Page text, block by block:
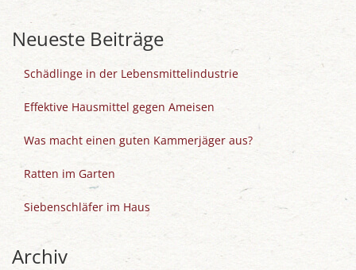
Neueste Beiträge
Schädlinge in der Lebensmittelindustrie
Effektive Hausmittel gegen Ameisen
Was macht einen guten Kammerjäger aus?
Ratten im Garten
Siebenschläfer im Haus
Archiv